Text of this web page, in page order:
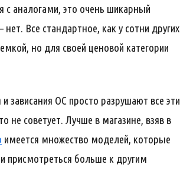
с аналогами, это очень шикарный
Все стандартное, как у сотни других
но для своей ценовой категории
зависания ОС просто разрушают все эти
не советует. Лучше в магазине, взяв в
имеется множество моделей, которые
присмотреться больше к другим